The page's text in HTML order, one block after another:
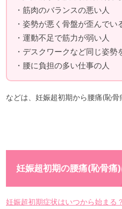
・筋肉のバランスの悪い人
・姿勢が悪く骨盤が歪んでい
・運動不足で筋力が弱い人
・デスクワークなど同じ姿勢
・腰に負担の多い仕事の人
などは、妊娠超初期から腰痛(恥骨
妊娠超初期の腰痛(恥骨痛
妊娠超初期症状はいつから始まる？